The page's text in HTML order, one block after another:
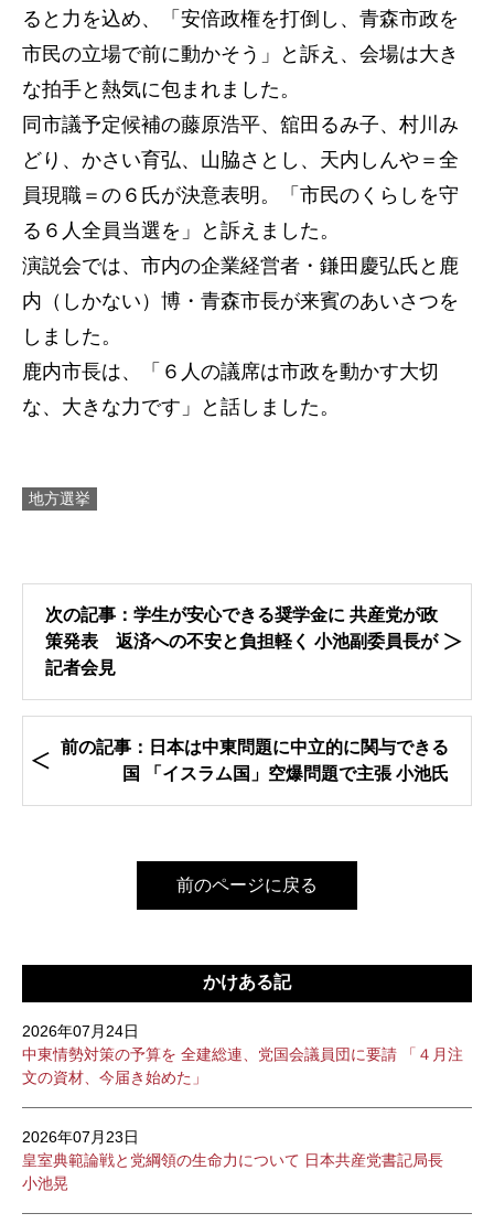
ると力を込め、「安倍政権を打倒し、青森市政を
市民の立場で前に動かそう」と訴え、会場は大き
な拍手と熱気に包まれました。
同市議予定候補の藤原浩平、舘田るみ子、村川み
どり、かさい育弘、山脇さとし、天内しんや＝全
員現職＝の６氏が決意表明。「市民のくらしを守
る６人全員当選を」と訴えました。
演説会では、市内の企業経営者・鎌田慶弘氏と鹿
内（しかない）博・青森市長が来賓のあいさつを
しました。
鹿内市長は、「６人の議席は市政を動かす大切
な、大きな力です」と話しました。
地方選挙
次の記事：学生が安心できる奨学金に 共産党が政
策発表 返済への不安と負担軽く 小池副委員長が
記者会見
前の記事：日本は中東問題に中立的に関与できる
国 「イスラム国」空爆問題で主張 小池氏
前のページに戻る
かけある記
2026年07月24日
中東情勢対策の予算を 全建総連、党国会議員団に要請 「４月注
文の資材、今届き始めた」
2026年07月23日
皇室典範論戦と党綱領の生命力について 日本共産党書記局長
小池晃